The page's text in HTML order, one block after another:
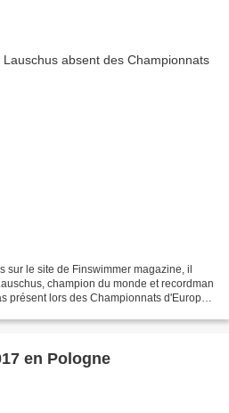
sur le site de Finswimmer magazine, il
champion du monde et recordman
présent lors des Championnats d'Europe
en Pologne